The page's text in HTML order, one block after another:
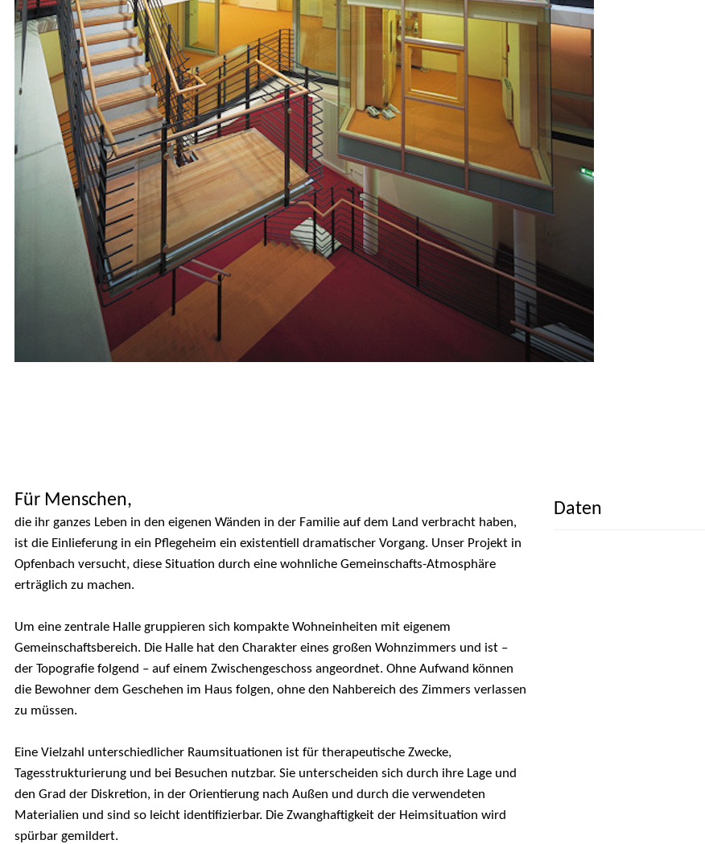
Für Menschen,
die ihr ganzes Leben in den eigenen Wänden in der Familie auf dem Land verbracht haben,
ist die Einlieferung in ein Pflegeheim ein existentiell dramatischer Vorgang. Unser Projekt in
Opfenbach versucht, diese Situation durch eine wohnliche Gemeinschafts-Atmosphäre
erträglich zu machen.
Um eine zentrale Halle gruppieren sich kompakte Wohneinheiten mit eigenem
Gemeinschaftsbereich. Die Halle hat den Charakter eines großen Wohnzimmers und ist –
der Topografie folgend – auf einem Zwischengeschoss angeordnet. Ohne Aufwand können
die Bewohner dem Geschehen im Haus folgen, ohne den Nahbereich des Zimmers verlassen
zu müssen.
Eine Vielzahl unterschiedlicher Raumsituationen ist für therapeutische Zwecke,
Tagesstrukturierung und bei Besuchen nutzbar. Sie unterscheiden sich durch ihre Lage und
den Grad der Diskretion, in der Orientierung nach Außen und durch die verwendeten
Materialien und sind so leicht identifizierbar. Die Zwanghaftigkeit der Heimsituation wird
spürbar gemildert.
Daten